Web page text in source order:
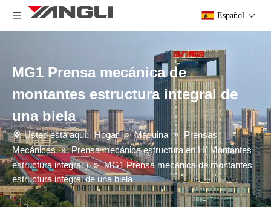
Español
MG1 Prensa mecánica de
montantes estructura integral de
una biela
Usted está aquí: Hogar » Máquina » Prensas
Mecánicas » Prensa mecánica estructura en H( Montantes
estructura integral ) » MG1 Prensa mecánica de montantes
estructura integral de una biela